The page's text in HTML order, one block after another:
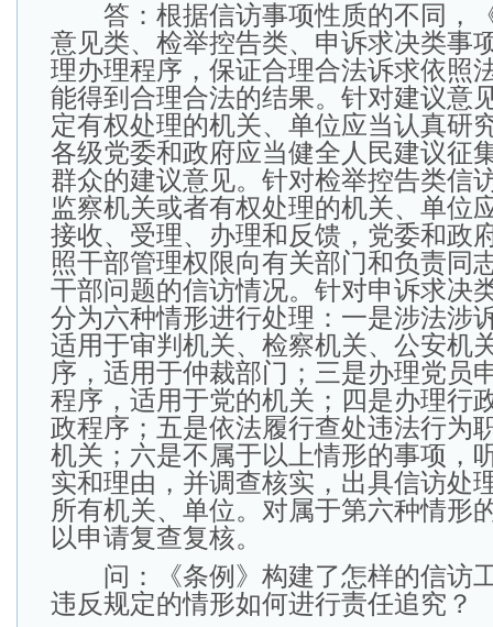
答：根据信访事项性质的不同，
意见类、检举控告类、申诉求决类事
理办理程序，保证合理合法诉求依照
能得到合理合法的结果。针对建议意
定有权处理的机关、单位应当认真研
各级党委和政府应当健全人民建议征
群众的建议意见。针对检举控告类信
监察机关或者有权处理的机关、单位
接收、受理、办理和反馈，党委和政
照干部管理权限向有关部门和负责同
干部问题的信访情况。针对申诉求决
分为六种情形进行处理：一是涉法涉
适用于审判机关、检察机关、公安机
序，适用于仲裁部门；三是办理党员
程序，适用于党的机关；四是办理行
政程序；五是依法履行查处违法行为
机关；六是不属于以上情形的事项，
实和理由，并调查核实，出具信访处
所有机关、单位。对属于第六种情形
以申请复查复核。
问：《条例》构建了怎样的信访
违反规定的情形如何进行责任追究？